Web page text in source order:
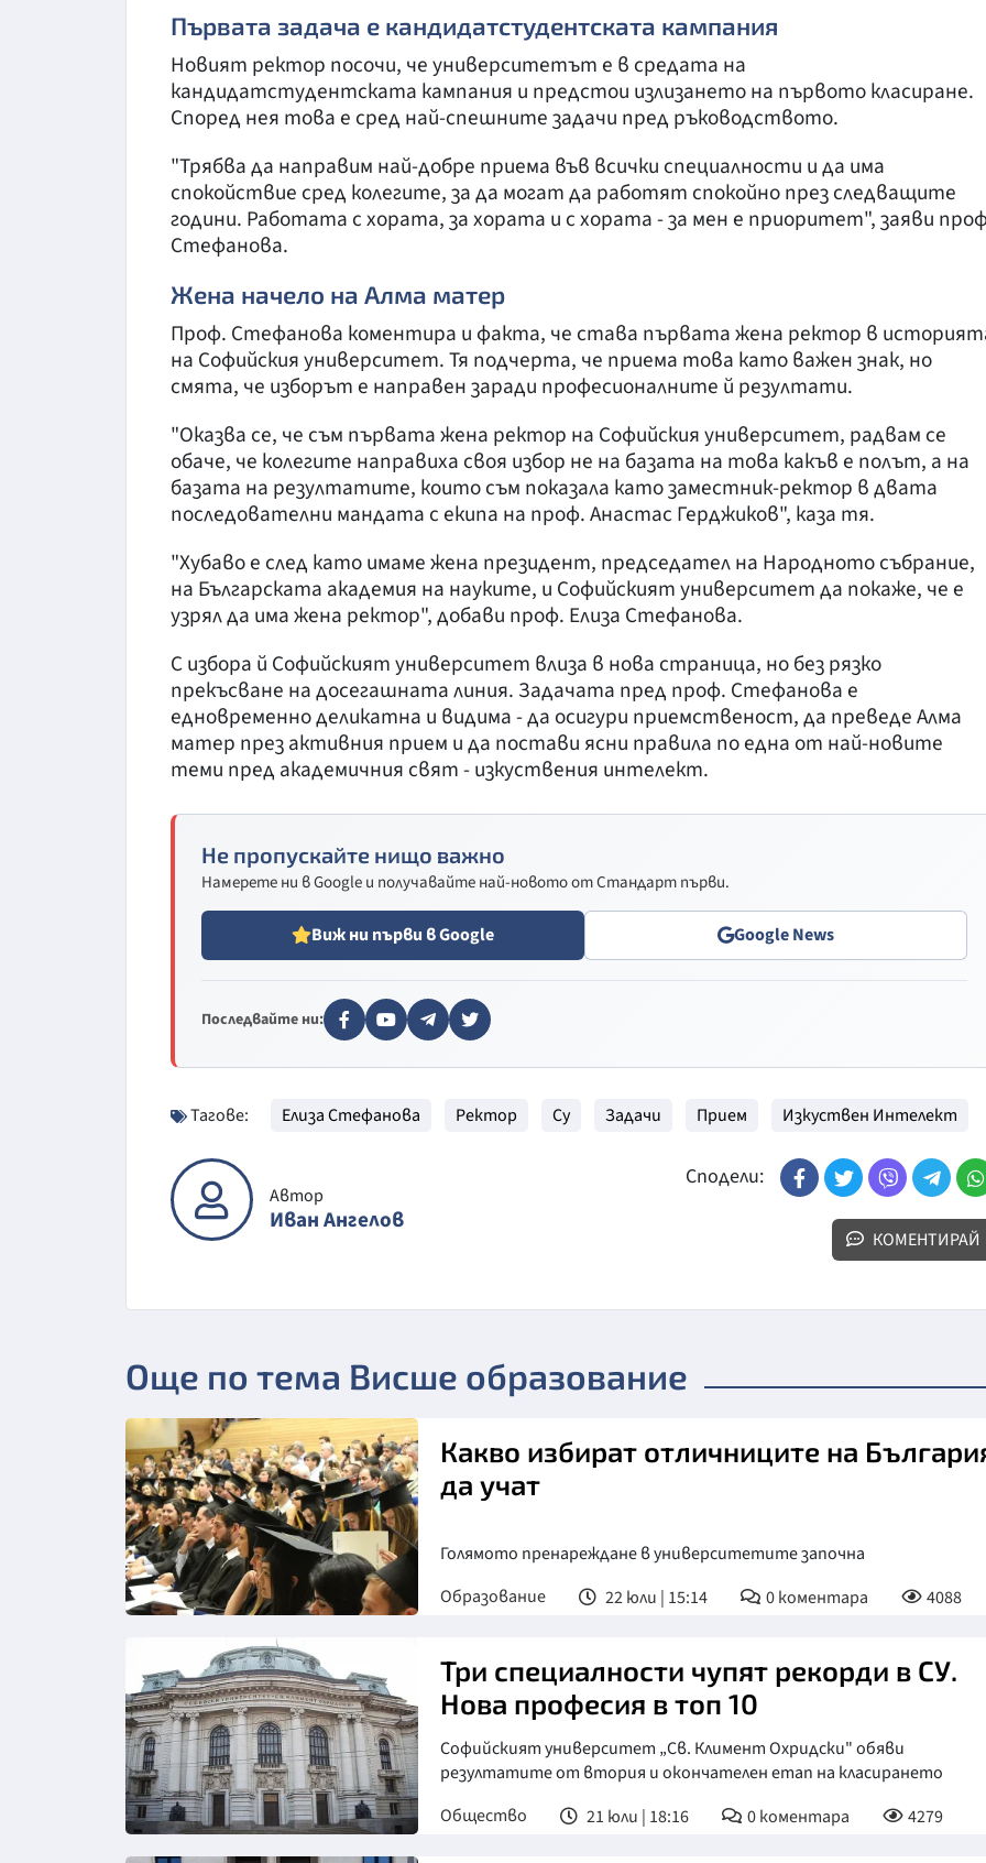
Първата задача е кандидатстудентската кампания
Новият ректор посочи, че университетът е в средата на
кандидатстудентската кампания и предстои излизането на първото класиране.
Според нея това е сред най-спешните задачи пред ръководството.
"Трябва да направим най-добре приема във всички специалности и да има
спокойствие сред колегите, за да могат да работят спокойно през следващите
години. Работата с хората, за хората и с хората - за мен е приоритет", заяви
Стефанова.
Жена начело на Алма матер
Проф. Стефанова коментира и факта, че става първата жена ректор в
на Софийския университет. Тя подчерта, че приема това като важен знак, но
смята, че изборът е направен заради професионалните й резултати.
"Оказва се, че съм първата жена ректор на Софийския университет, радвам се
обаче, че колегите направиха своя избор не на базата на това какъв е полът, а на
базата на резултатите, които съм показала като заместник-ректор в двата
последователни мандата с екипа на проф. Анастас Герджиков", каза тя.
"Хубаво е след като имаме жена президент, председател на Народното събрание,
на Българската академия на науките, и Софийският университет да покаже, че е
узрял да има жена ректор", добави проф. Елиза Стефанова.
С избора й Софийският университет влиза в нова страница, но без рязко
прекъсване на досегашната линия. Задачата пред проф. Стефанова е
едновременно деликатна и видима - да осигури приемственост, да преведе Алма
матер през активния прием и да постави ясни правила по една от най-новите
теми пред академичния свят - изкуствения интелект.
Не пропускайте нищо важно
Намерете ни в Google и получавайте най-новото от Стандарт първи.
Виж ни първи в Google Google News
Последвайте ни:
Тагове: Елиза Стефанова Ректор Су Задачи Прием Изкуствен Интелект
Автор
Иван Ангелов
Сподели:
КОМЕНТИРАЙ
Още по тема Висше образование
Снимка: https://pixabay.com/
Какво избират отличниците на
да учат
Голямото пренареждане в университетите започна
Образование
22 юли | 15:14 0коментара 4088
Три специалности чупят рекорди в СУ.
Нова професия в топ 10
Софийският университет „Св. Климент Охридски" обяви
резултатите от втория и окончателен етап на класирането
Общество
21 юли | 18:16 0коментара 4279